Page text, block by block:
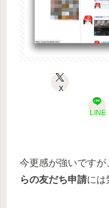
X
LINE
今更感が強いです
らの友だち申請には